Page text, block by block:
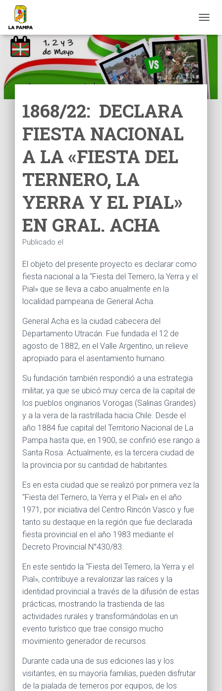
A
M
B
A
R
M
O
1868/22: DECLARA
FIESTA NACIONAL
A LA «FIESTA DEL
TERNERO, LA
YERRA Y EL PIAL»
EN GRAL. ACHA
Publicado el
El objeto del presente proyecto es declarar como
fiesta nacional a la “Fiesta del Ternero, la Yerra y el
Pial» que se lleva a cabo anualmente en la
localidad pampeana de General Acha.
General Acha es la ciudad cabecera del
Departamento Utracán. Fue fundada el 12 de
agosto de 1882, en el Valle Argentino, un relieve
apropiado para el asentamiento humano.
Su fundación también respondió a una estrategia
militar, ya que se ubicó muy cerca de la capital de
los pueblos originarios Vorogas (Salinas Grandes)
y a la vera de la rastrillada hacia Chile. Desde el
año 1884 fue capital del Territorio Nacional de La
Pampa hasta que, en 1900, se confirió ese rango a
Santa Rosa. Actualmente, es la tercera ciudad de
la provincia por su cantidad de habitantes.
Es en esta ciudad que se realizó por primera vez la
“Fiesta del Ternero, la Yerra y el Pial» en el año
1971, por iniciativa del Centro Rincón Vasco y fue
tanto su destaque en la región que fue declarada
fiesta provincial en el año 1983 mediante el
Decreto Provincial N°430/83.
En este sentido la “Fiesta del Ternero, la Yerra y el
Pial», contribuye a revalorizar las raíces y la
identidad provincial a través de la difusión de estas
prácticas, mostrando la trastienda de las
actividades rurales y transformándolas en un
evento turístico que trae consigo mucho
movimiento generador de recursos.
Durante cada una de sus ediciones las y los
visitantes, en su mayoría familias, pueden disfrutar
de la pialada de terneros por equipos, de los